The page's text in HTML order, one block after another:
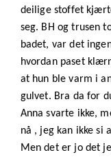
deilige stoffet
seg. BH og trusen
badet, var det
hvordan paset
at hun ble varm i
gulvet. Bra da for
Anna svarte ikke,
nå , jeg kan ikke si
Men det er jo det